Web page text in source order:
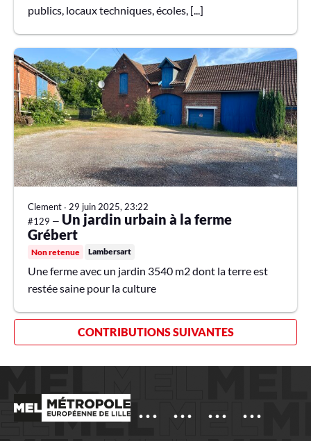
publics, locaux techniques, écoles, [...]
Clement ∙ 29 juin 2025, 23:22
#129 — Un jardin urbain à la ferme
Grébert
Non retenue Lambersart
Une ferme avec un jardin 3540 m2 dont la terre est
restée saine pour la culture
CONTRIBUTIONS SUIVANTES